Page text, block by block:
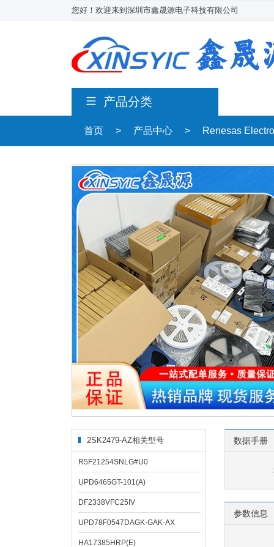
您好！欢迎来到深圳市鑫晟源电子科技有限公司
产品分类
首页 > 产品中心 > Renesas
2SK2479-AZ相关型号
R5F21254SNLG#U0
UPD6465GT-101(A)
DF2338VFC25IV
UPD78F0547DAGK-GAK-AX
HA17385HRP(E)
数据手册
参数信息